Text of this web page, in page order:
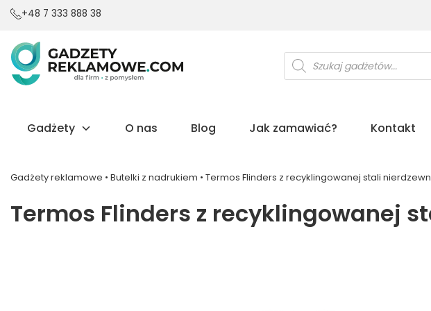
+48 7 333 888 38
Wyszukiwarka
produktów
Gadżety O nas Blog Jak zamawiać? Kontakt
Gadżety reklamowe • Butelki z nadrukiem • Termos Flinders z recyklingowanej stali
Termos Flinders z recyklingowanej